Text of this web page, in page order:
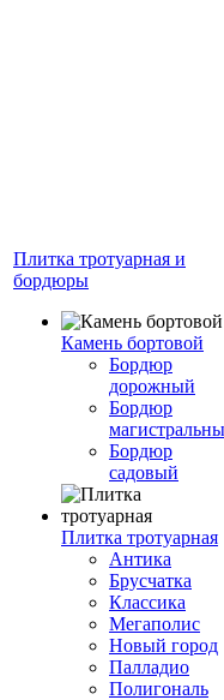
Плитка тротуарная и
бордюры
Камень бортовой
Бордюр
дорожный
Бордюр
Бордюр
садовый
Плитка тротуарная
Антика
Брусчатка
Классика
Мегаполис
Новый город
Палладио
Полигональ